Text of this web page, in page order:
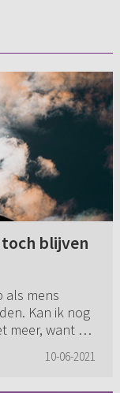
blijven
als mens
Kan ik nog
meer, want als
10-06-2021